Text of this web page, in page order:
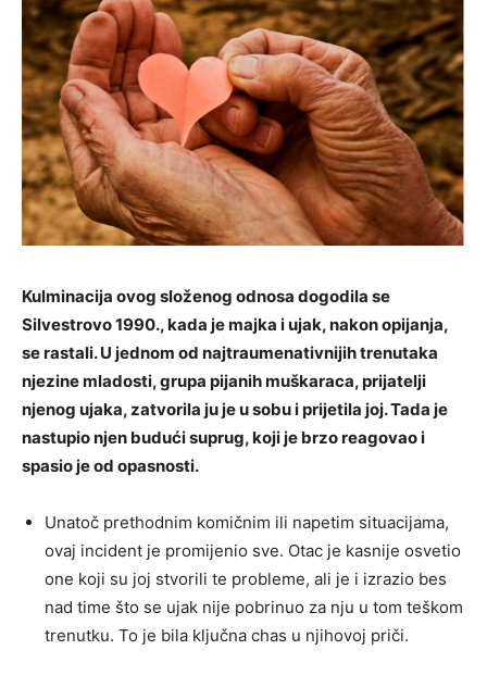
Kulminacija ovog složenog odnosa dogodila se
Silvestrovo 1990., kada je majka i ujak, nakon opijanja,
se rastali. U jednom od najtraumenativnijih trenutaka
njezine mladosti, grupa pijanih muškaraca, prijatelji
njenog ujaka, zatvorila ju je u sobu i prijetila joj. Tada je
nastupio njen budući suprug, koji je brzo reagovao i
spasio je od opasnosti.
Unatoč prethodnim komičnim ili napetim situacijama,
ovaj incident je promijenio sve. Otac je kasnije osvetio
one koji su joj stvorili te probleme, ali je i izrazio bes
nad time što se ujak nije pobrinuo za nju u tom teškom
trenutku. To je bila ključna chas u njihovoj priči.